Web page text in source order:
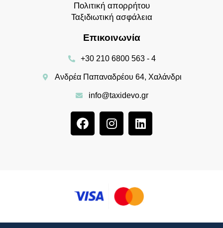
Πολιτική απορρήτου
Ταξιδιωτική ασφάλεια
Επικοινωνία
+30 210 6800 563 - 4
Ανδρέα Παπαναδρέου 64, Χαλάνδρι
info@taxidevo.gr